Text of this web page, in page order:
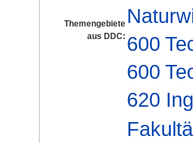
Themengebiete
aus DDC: 600
600
620